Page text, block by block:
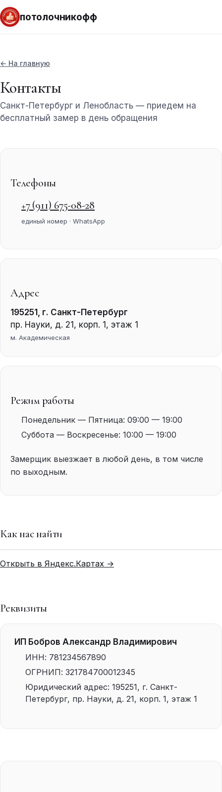
потолочникофф
← На главную
Контакты
Санкт-Петербург и Ленобласть — приедем на
бесплатный замер в день обращения
Телефоны
+7 (911) 675-08-28
единый номер · WhatsApp
Адрес
195251 , г. Санкт-Петербург
пр. Науки, д. 21, корп. 1, этаж 1
м. Академическая
Режим работы
Понедельник — Пятница: 09:00 — 19:00
Суббота — Воскресенье: 10:00 — 19:00
Замерщик выезжает в любой день, в том числе
по выходным.
Как нас найти
Открыть в Яндекс.Картах →
Реквизиты
ИП Бобров Александр Владимирович
ИНН: 781234567890
ОГРНИП: 321784700012345
Юридический адрес: 195251, г. Санкт-
Петербург, пр. Науки, д. 21, корп. 1, этаж 1